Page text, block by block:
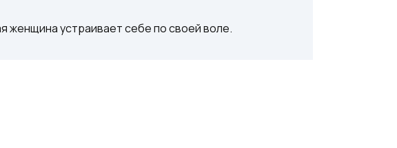
женщина устраивает себе по своей воле.